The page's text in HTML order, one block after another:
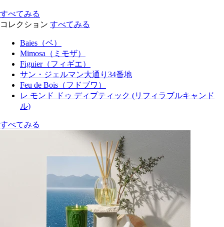
すべてみる
コレクション すべてみる
Baies（ベ）
Mimosa（ミモザ）
Figuier（フィギエ）
サン・ジェルマン大通り34番地
Feu de Bois（フドブワ）
レ モンド ドゥ ディプティック (リフィラブルキャンド
ル)
すべてみる